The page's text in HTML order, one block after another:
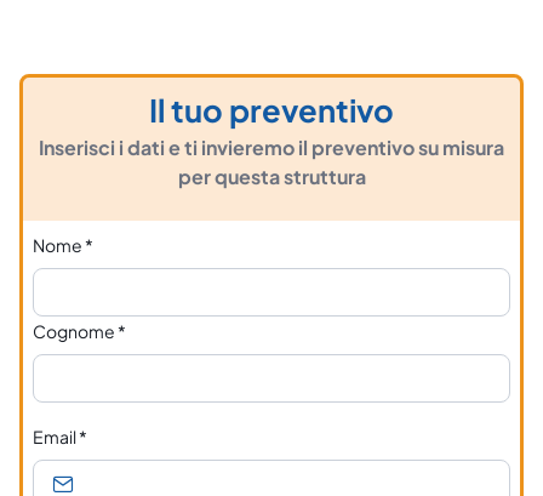
Il tuo preventivo
Inserisci i dati e ti invieremo il preventivo su misura
per questa struttura
Nome*
Cognome*
Email*